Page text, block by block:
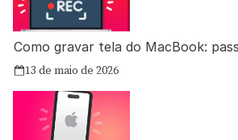
Como gravar tela do MacBook:
13 de maio de 2026